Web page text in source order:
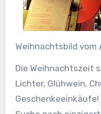
Weihnachtsbild vom
Die Weihnachtszeit steht vor der Tür – Zeit für
Lichter, Glühwein,
Geschenkeeinkäufe!